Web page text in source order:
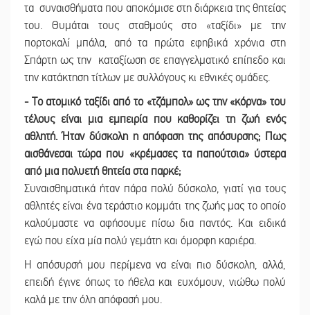
τα συναισθήματα που αποκόμισε στη διάρκεια της θητείας
του. Θυμάται τους σταθμούς στο «ταξίδι» με την
πορτοκαλί μπάλα, από τα πρώτα εφηβικά χρόνια στη
Σπάρτη ως την καταξίωση σε επαγγελματικό επίπεδο και
την κατάκτηση τίτλων με συλλόγους κι εθνικές ομάδες.
- Το ατομικό ταξίδι από το «τζάμπολ» ως την «κόρνα» του
τέλους είναι μια εμπειρία που καθορίζει τη ζωή ενός
αθλητή. Ήταν δύσκολη η απόφαση της απόσυρσης; Πως
αισθάνεσαι τώρα που «κρέμασες τα παπούτσια» ύστερα
από μια πολυετή θητεία στα παρκέ;
Συναισθηματικά ήταν πάρα πολύ δύσκολο, γιατί για τους
αθλητές είναι ένα τεράστιο κομμάτι της ζωής μας το οποίο
καλούμαστε να αφήσουμε πίσω δια παντός. Και ειδικά
εγώ που είχα μία πολύ γεμάτη και όμορφη καριέρα.
Η απόσυρσή μου περίμενα να είναι πιο δύσκολη, αλλά,
επειδή έγινε όπως το ήθελα και ευχόμουν, νιώθω πολύ
καλά με την όλη απόφασή μου.